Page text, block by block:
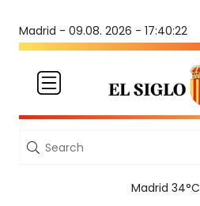
Madrid - 09.08. 2026 - 17:40:22
Madrid 34°C